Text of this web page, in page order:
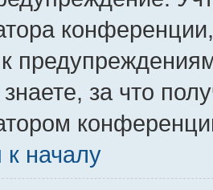
за что
к началу